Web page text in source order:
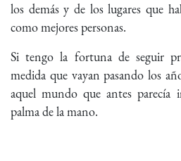
los demás y de los lugares que
como mejores personas.
Si tengo la fortuna de seguir
medida que vayan pasando los
aquel mundo que antes
palma de la mano.